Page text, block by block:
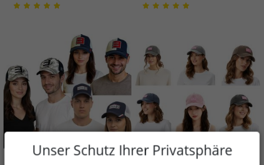
Unser Schutz Ihrer Privatsphäre